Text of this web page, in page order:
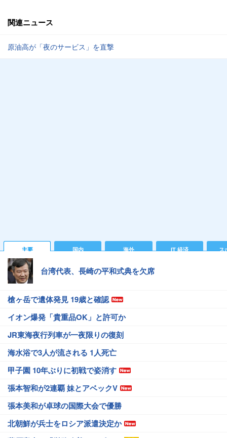
関連ニュース
原油高が「夜のサービス」を直撃
主要 国内 海外 IT 経済 ス
台湾代表、長崎の平和式典を欠席
槍ヶ岳で遺体発見 19歳と確認
イオン爆発「貴重品OK」と許可か
JR東海夜行列車が一夜限りの復刻
海水浴で3人が流される 1人死亡
甲子園 10年ぶりに初戦で姿消す
張本智和が2連覇 妹とアベックV
張本美和が卓球の国際大会で優勝
北朝鮮が兵士をロシア派遣決定か